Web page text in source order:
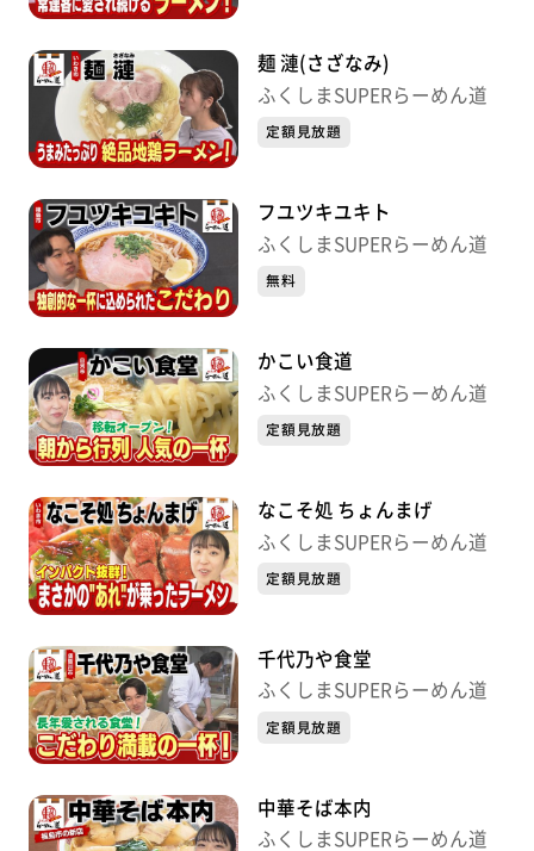
麺 漣(さざなみ)
ふくしまSUPERらーめん道
定額見放題
フユツキユキト
ふくしまSUPERらーめん道
無料
かこい食道
ふくしまSUPERらーめん道
定額見放題
なこそ処 ちょんまげ
ふくしまSUPERらーめん道
定額見放題
千代乃や食堂
ふくしまSUPERらーめん道
定額見放題
中華そば本内
ふくしまSUPERらーめん道